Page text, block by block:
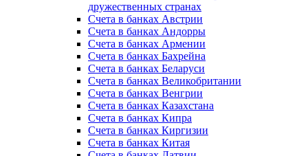
дружественных странах
Счета в банках Австрии
Счета в банках Андорры
Счета в банках Армении
Счета в банках Бахрейна
Счета в банках Беларуси
Счета в банках Великобритании
Счета в банках Венгрии
Счета в банках Казахстана
Счета в банках Кипра
Счета в банках Киргизии
Счета в банках Китая